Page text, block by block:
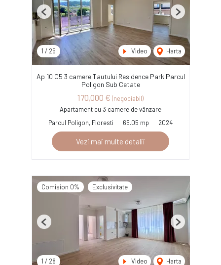
1 / 25 Video Harta
Previous Next
Ap 10 C5 3 camere Tautului Residence Park Parcul
Poligon Sub Cetate
170,000 € (negociabil)
Apartament cu 3 camere de vânzare
Parcul Poligon, Floresti
65.05 mp 2024
Vezi mai multe detalii
Comision 0% Exclusivitate
1 / 28 Video Harta
Previous Next